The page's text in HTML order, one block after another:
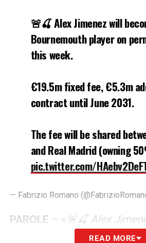
🚨🍒 Alex Jimenez will
Bournemouth player on
this week.
€19.5m fixed fee, €5.3m
contract until June 2031.
The fee will be shared
and Real Madrid (owning
pic.twitter.com/
— Fabrizio Romano
PAROLE – « 🚨🍒 Alex
giocatore del Bournemouth
READ MORE